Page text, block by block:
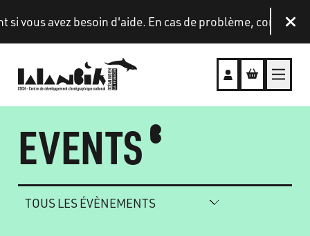
vous avez besoin d'aide. En cas de problème,
EVENTS